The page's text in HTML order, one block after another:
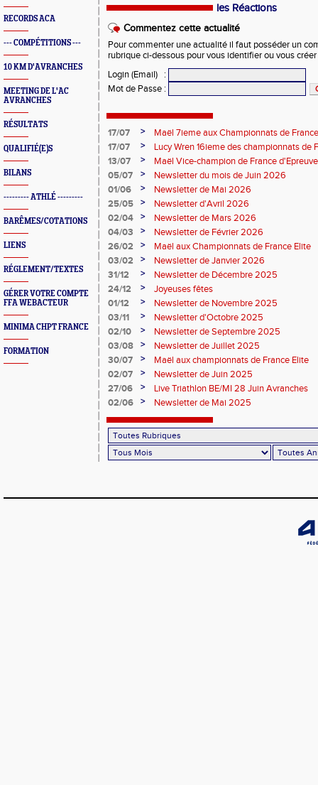
RECORDS ACA
--- COMPÉTITIONS ---
10 KM D'AVRANCHES
MEETING DE L'AC
AVRANCHES
RÉSULTATS
QUALIFIÉ(E)S
BILANS
--------- ATHLÉ ---------
BARÊMES/COTATIONS
LIENS
RÉGLEMENT/TEXTES
GÉRER VOTRE COMPTE
FFA WEBACTEUR
MINIMA CHPT FRANCE
FORMATION
les Réactions
Commentez cette actualité
Pour commenter une actualité il faut posséder un
rubrique ci-dessous pour vous identifier ou vous
Login (Email)
:
Mot de Passe :
17/07 >
Maël 7ieme aux Championnats de
17/07
>
Lucy Wren 16ieme des championnats de
perche
13/07 >
Maël Vice-champion de France
05/07
>
Newsletter du mois de Juin 2026
01/06
>
Newsletter de Mai 2026
25/05
>
Newsletter d'Avril 2026
02/04
>
Newsletter de Mars 2026
04/03
>
Newsletter de Février 2026
26/02
>
Maël aux Championnats de France Elite
03/02
>
Newsletter de Janvier 2026
31/12
>
Newsletter de Décembre 2025
24/12
>
Joyeuses fêtes
01/12
>
Newsletter de Novembre 2025
03/11
>
Newsletter d'Octobre 2025
02/10
>
Newsletter de Septembre 2025
03/08
>
Newsletter de Juillet 2025
30/07
>
Maël aux championnats de France Elite
02/07
>
Newsletter de Juin 2025
27/06
>
Live Triathlon BE/MI 28 Juin Avranches
02/06
> Newsletter de Mai 2025